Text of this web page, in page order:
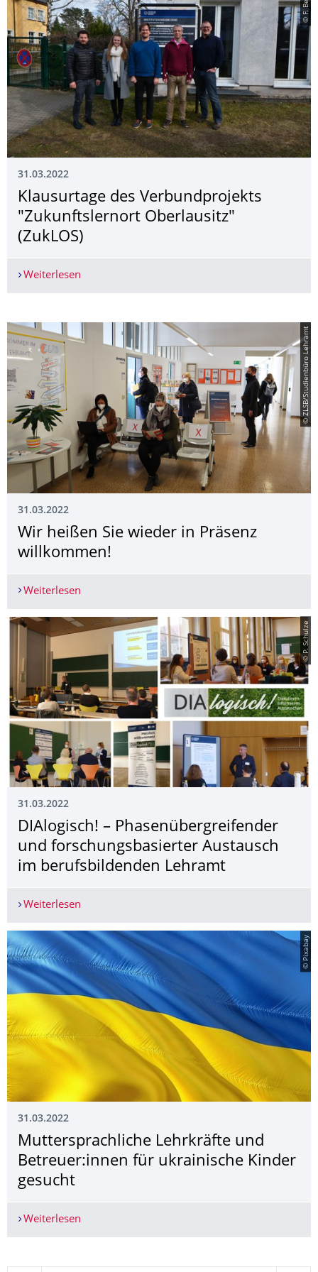
31.03.2022
Klausurtage des Verbundprojekts
"Zukunftslernort Oberlausitz"
(ZukLOS)
Weiterlesen
© ZLSB/Studienbüro Lehramt
31.03.2022
Wir heißen Sie wieder in Präsenz
willkommen!
Weiterlesen
© P. Schulze
31.03.2022
DIAlogisch! – Phasenübergreifen­der
und forschungsbasier­ter Austausch
im berufsbildenden Lehramt
Weiterlesen
© Pixabay
31.03.2022
Muttersprachliche Lehrkräfte und
Betreuer:innen für ukrainische Kinder
gesucht
Weiterlesen